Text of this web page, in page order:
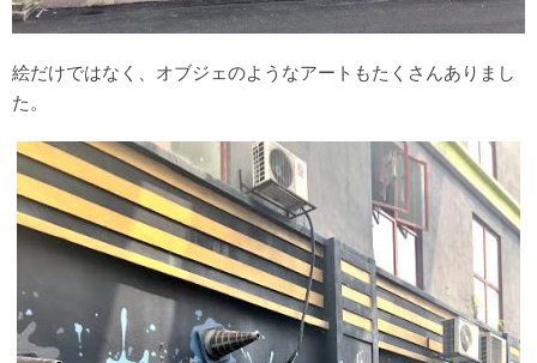
絵だけではなく、オブジェのようなアートもたくさんありまし
た。